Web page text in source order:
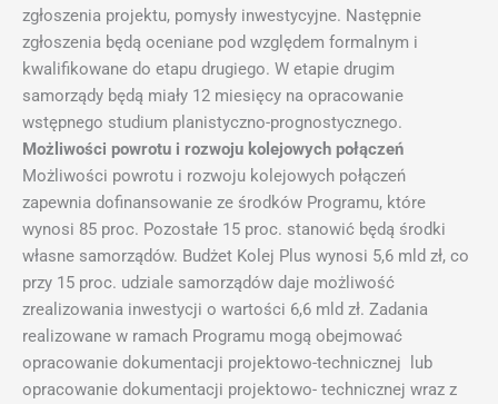
zgłoszenia projektu, pomysły inwestycyjne. Następnie
zgłoszenia będą oceniane pod względem formalnym i
kwalifikowane do etapu drugiego. W etapie drugim
samorządy będą miały 12 miesięcy na opracowanie
wstępnego studium planistyczno-prognostycznego.
Możliwości powrotu i rozwoju kolejowych połączeń
Możliwości powrotu i rozwoju kolejowych połączeń
zapewnia dofinansowanie ze środków Programu, które
wynosi 85 proc. Pozostałe 15 proc. stanowić będą środki
własne samorządów. Budżet Kolej Plus wynosi 5,6 mld zł, co
przy 15 proc. udziale samorządów daje możliwość
zrealizowania inwestycji o wartości 6,6 mld zł. Zadania
realizowane w ramach Programu mogą obejmować
opracowanie dokumentacji projektowo-technicznej lub
opracowanie dokumentacji projektowo- technicznej wraz z